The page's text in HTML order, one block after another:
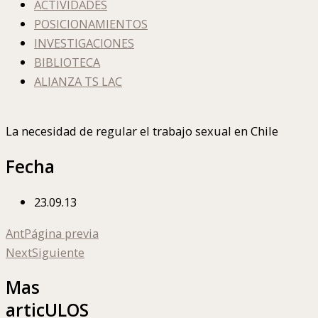
ACTIVIDADES
POSICIONAMIENTOS
INVESTIGACIONES
BIBLIOTECA
ALIANZA TS LAC
La necesidad de regular el trabajo sexual en Chile
Fecha
23.09.13
AntPágina previa
NextSiguiente
Mas
articULOS